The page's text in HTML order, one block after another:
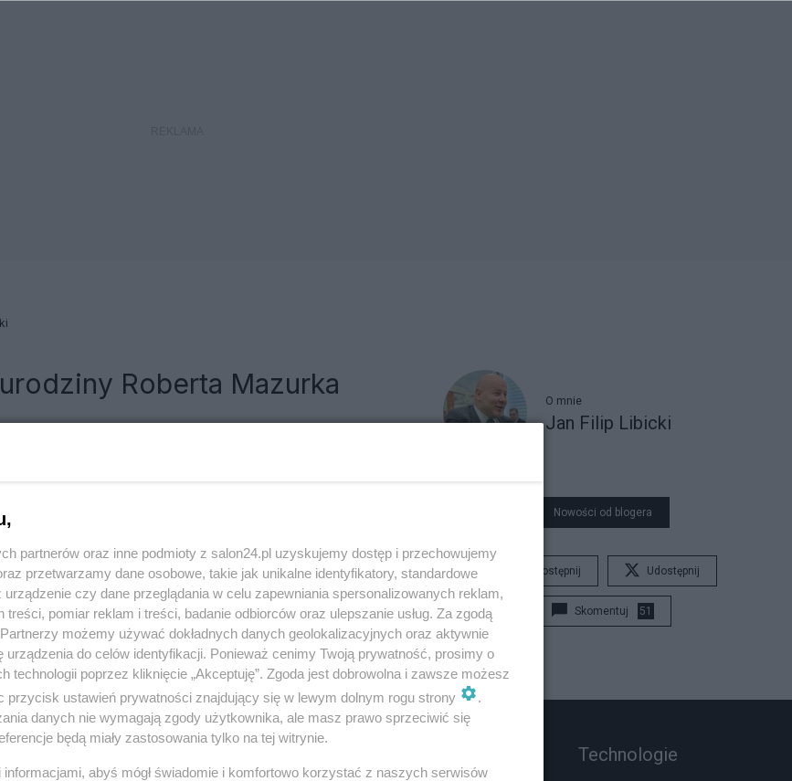
Roberta Mazurka
O mnie
Jan Filip Libicki
Nowości od blogera
Udostępnij Udostępnij
Skomentuj 51
Technologie
partnerów oraz inne podmioty z salon24.pl uzyskujemy dostęp i przechowujemy
przetwarzamy dane osobowe, takie jak unikalne identyfikatory, standardowe
urządzenie czy dane przeglądania w celu zapewniania spersonalizowanych reklam,
pomiar reklam i treści, badanie odbiorców oraz ulepszanie usług. Za zgodą
możemy używać dokładnych danych geolokalizacyjnych oraz aktywnie
do celów identyfikacji. Ponieważ cenimy Twoją prywatność, prosimy o
technologii poprzez kliknięcie „Akceptuję”. Zgoda jest dobrowolna i zawsze możesz
przycisk ustawień prywatności znajdujący się w lewym dolnym rogu strony
.
danych nie wymagają zgody użytkownika, ale masz prawo sprzeciwić się
będą miały zastosowania tylko na tej witrynie.
abyś mógł świadomie i komfortowo korzystać z naszych serwisów